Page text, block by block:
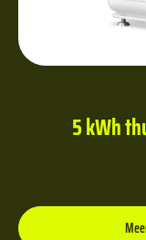
5 kWh